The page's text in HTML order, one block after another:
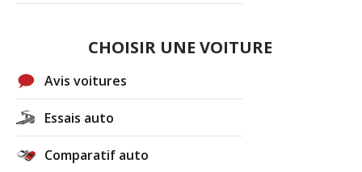
CHOISIR UNE VOITURE
Avis voitures
Essais auto
Comparatif auto